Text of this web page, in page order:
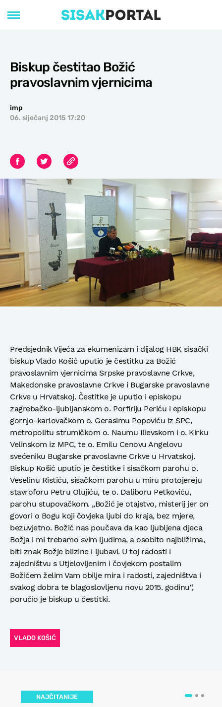
Biskup čestitao Božić
pravoslavnim vjernicima
imp
06. siječanj 2015 17:20
Predsjednik Vijeća za ekumenizam i dijalog HBK sisački
biskup Vlado Košić uputio je čestitku za Božić
pravoslavnim vjernicima Srpske pravoslavne Crkve,
Makedonske pravoslavne Crkve i Bugarske pravoslavne
Crkve u Hrvatskoj. Čestitke je uputio i episkopu
zagrebačko-ljubljanskom o. Porfiriju Periću i episkopu
gornjo-karlovačkom o. Gerasimu Popoviću iz SPC,
metropolitu strumičkom o. Naumu Ilievskom i o. Kirku
Velinskom iz MPC, te o. Emilu Cenovu Angelovu
svećeniku Bugarske pravoslavne Crkve u Hrvatskoj.
Biskup Košić uputio je čestitke i sisačkom parohu o.
Veselinu Ristiću, sisačkom parohu u miru protojereju
stavroforu Petru Olujiću, te o. Daliboru Petkoviću,
parohu stupovačkom. „Božić je otajstvo, misterij jer on
govori o Bogu koji čovjeka ljubi do kraja, bez mjere,
bezuvjetno. Božić nas poučava da kao ljubljena djeca
Božja i mi trebamo svim ljudima, a osobito najbližima,
biti znak Božje blizine i ljubavi. U toj radosti i
zajedništvu s Utjelovljenim i čovjekom postalim
Božićem želim Vam obilje mira i radosti, zajedništva i
svakog dobra te blagoslovljenu novu 2015. godinu“,
poručio je biskup u čestitki.
VLADO KOŠIĆ
NAJČITANIJE